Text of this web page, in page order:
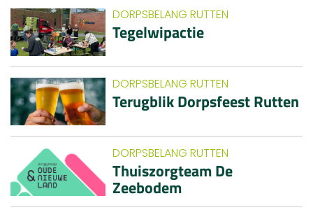
DORPSBELANG RUTTEN
Tegelwipactie
DORPSBELANG RUTTEN
Terugblik Dorpsfeest Rutten
DORPSBELANG RUTTEN
Thuiszorgteam De
Zeebodem